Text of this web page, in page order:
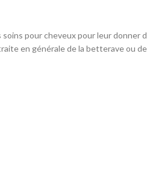
pour cheveux pour leur donner
en générale de la betterave ou de